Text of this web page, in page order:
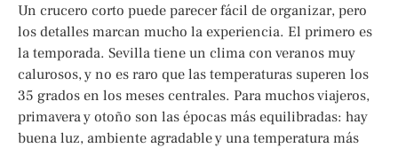
Un crucero corto puede parecer fácil de organizar, pero
los detalles marcan mucho la experiencia. El primero es
la temporada. Sevilla tiene un clima con veranos muy
calurosos, y no es raro que las temperaturas superen los
35 grados en los meses centrales. Para muchos viajeros,
primavera y otoño son las épocas más equilibradas: hay
buena luz, ambiente agradable y una temperatura más